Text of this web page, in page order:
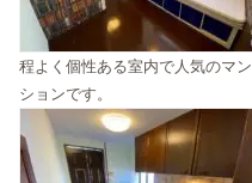
程よく個性ある室内で人気のマン
ションです。